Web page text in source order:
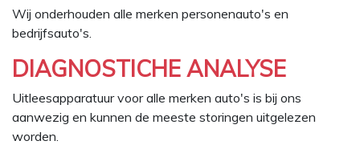
Wij onderhouden alle merken personenauto's en
bedrijfsauto's.
DIAGNOSTICHE ANALYSE
Uitleesapparatuur voor alle merken auto's is bij ons
aanwezig en kunnen de meeste storingen uitgelezen
worden.